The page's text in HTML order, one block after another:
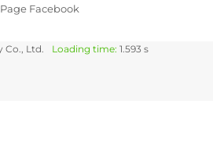
Facebook
Loading time: 1.593 s
Co., Ltd.